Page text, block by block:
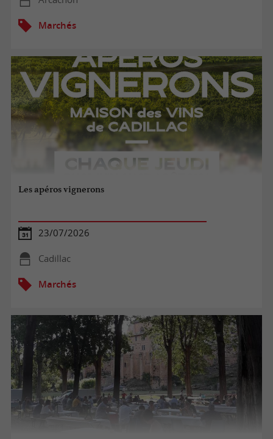
Marchés
Les apéros vignerons
23/07/2026
Cadillac
Marchés